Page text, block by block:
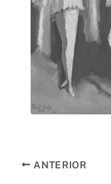
ANTERIOR